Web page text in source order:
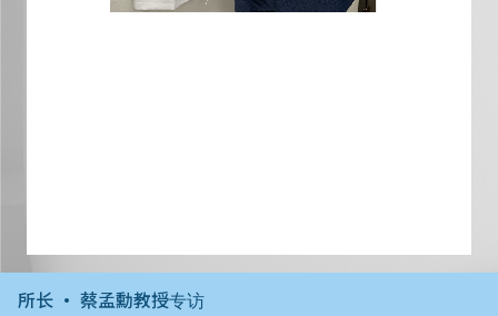
所长 • 蔡孟勳教授专访